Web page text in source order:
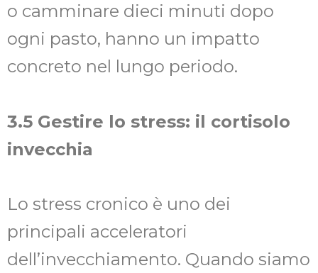
o camminare dieci minuti dopo
ogni pasto, hanno un impatto
concreto nel lungo periodo.
3.5 Gestire lo stress: il cortisolo
invecchia
Lo stress cronico è uno dei
principali acceleratori
dell’invecchiamento. Quando siamo